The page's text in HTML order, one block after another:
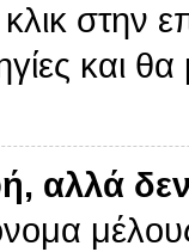
στην
και
αλλά